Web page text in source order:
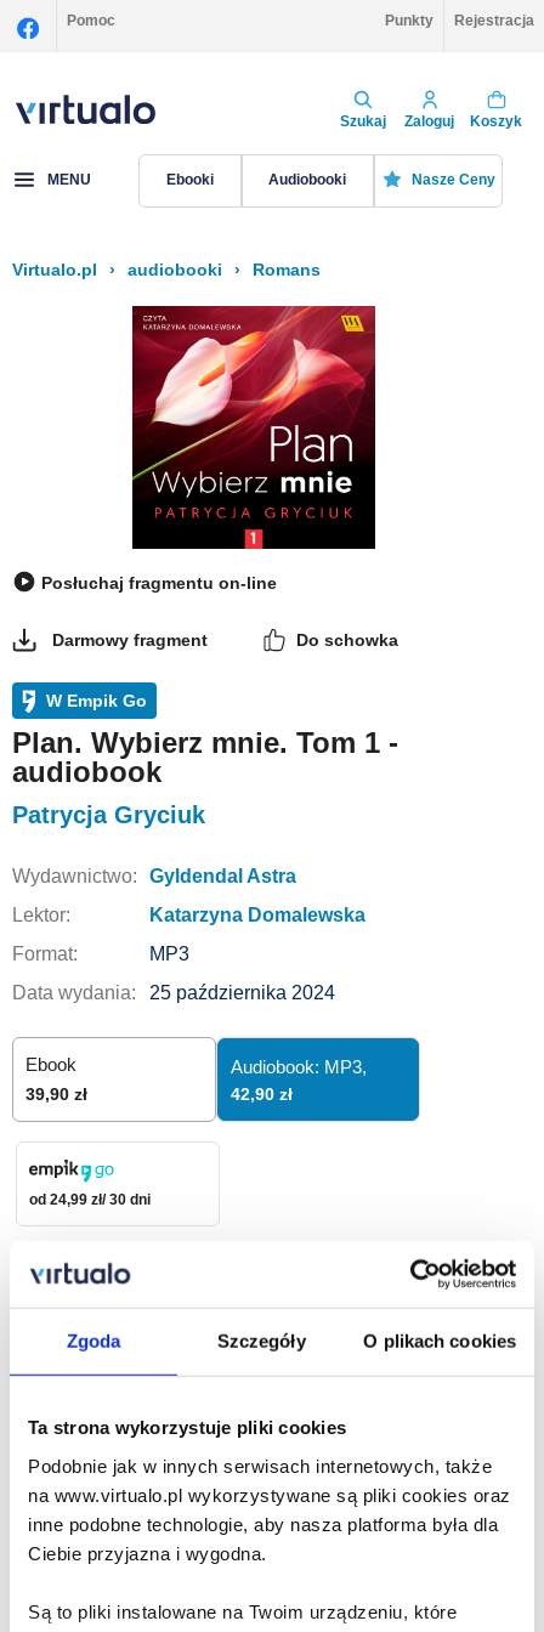
Zgoda Szczegóły O plikach cookies
Ta strona wykorzystuje pliki cookies
Podobnie jak w innych serwisach internetowych, także
na www.virtualo.pl wykorzystywane są pliki cookies oraz
inne podobne technologie, aby nasza platforma była dla
Ciebie przyjazna i wygodna.
Są to pliki instalowane na Twoim urządzeniu, które
Pomoc Punkty Rejestracja
Szukaj Zaloguj Koszyk
MENU Ebooki Audiobooki Nasze Ceny
Virtualo.pl › audiobooki › Romans
Posłuchaj fragmentu on-line
Darmowy fragment Do schowka
W Empik Go
Plan. Wybierz mnie. Tom 1 -
audiobook
Patrycja Gryciuk
Wydawnictwo:
Gyldendal Astra
Lektor:
Katarzyna Domalewska
Format:
MP3
Data wydania:
25 października 2024
Ebook
39,90 zł
Audiobook: MP3,
42,90 zł
od 24,99 zł/ 30 dni
42,90zł
Zamów na prezent
Opis audiobooka Szczegóły